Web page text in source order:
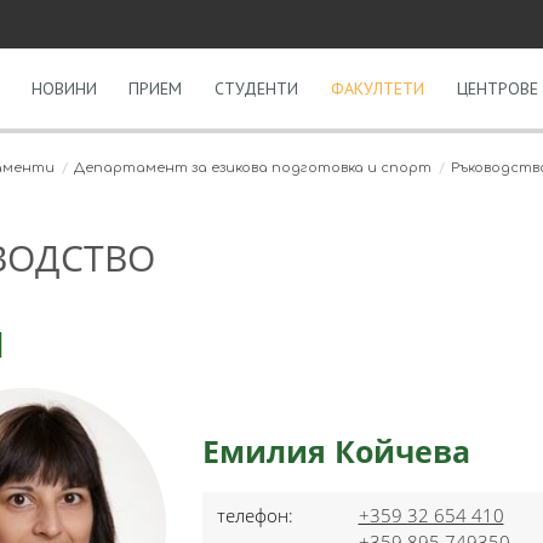
НОВИНИ ПРИЕМ СТУДЕНТИ ФАКУЛТЕТИ ЦЕНТРОВЕ
Департамент за езикова подготовка и спорт
Емилия Койчева
телефон:
+359 32 654 410